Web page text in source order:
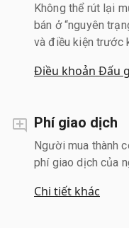
Không thể rút lại
bán ở “nguyên
và điều kiện trước
Điều khoản Đấu
Phí giao dịch
Người mua thành
phí giao dịch của
Chi tiết khác